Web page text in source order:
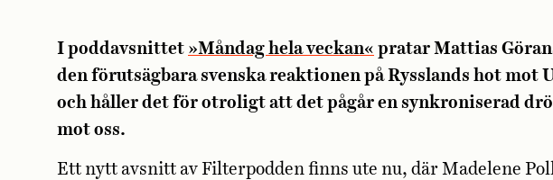
I poddavsnittet »Måndag hela veckan« pratar Mattias
den förutsägbara svenska reaktionen på Rysslands hot mot
och håller det för otroligt att det pågår en synkroniserad
mot oss.
Ett nytt avsnitt av Filterpodden finns ute nu, där Madelene